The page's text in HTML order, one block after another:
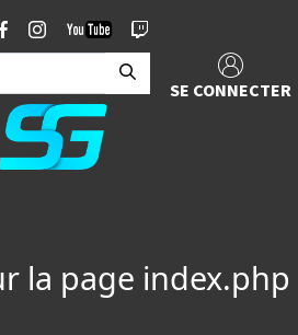
SE CONNECTER
la page index.php